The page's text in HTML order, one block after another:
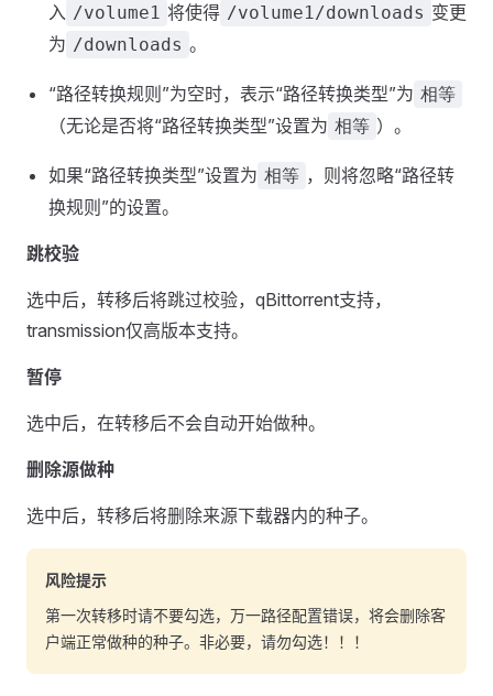
入 /volume1 将使得 /volume1/downloads 变更
为 /downloads 。
“路径转换规则”为空时，表示“路径转换类型”为 相等
（无论是否将“路径转换类型”设置为 相等 ）。
如果“路径转换类型”设置为 相等 ，则将忽略“路径转
换规则”的设置。
跳校验
选中后，转移后将跳过校验，qBittorrent支持，
transmission仅高版本支持。
暂停
选中后，在转移后不会自动开始做种。
删除源做种
选中后，转移后将删除来源下载器内的种子。
风险提示
第一次转移时请不要勾选，万一路径配置错误，将会删除客
户端正常做种的种子。非必要，请勿勾选！！！